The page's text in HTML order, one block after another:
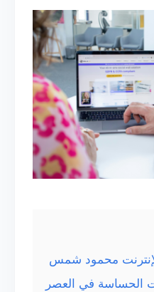
محمود شمس
الحساسة في العصر